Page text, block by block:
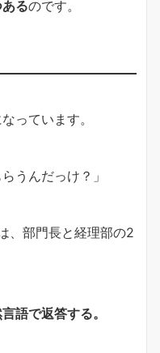
るのです。
っています。
うんだっけ？」
、部門長と経理部の2
語で返答する。